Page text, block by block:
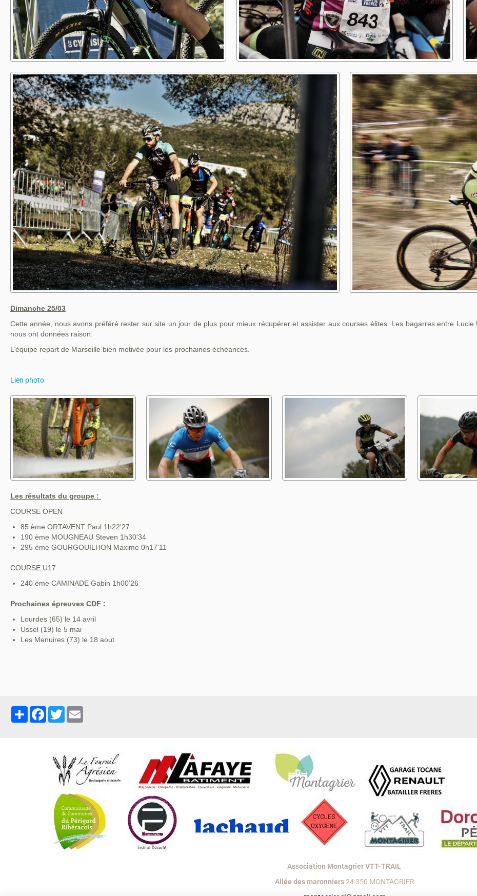
Dimanche 25/03
Cette année, nous avons préféré rester sur site un jour de plus pour mieux récupérer et assister aux courses élites. Les bagarres entre
nous ont données raison.
L’équipe repart de Marseille bien motivée pour les prochaines échéances.
Lien photo
Les résultats du groupe :
COURSE OPEN
85 ème ORTAVENT Paul 1h22'27
190 ème MOUGNEAU Steven 1h30'34
295 ème GOURGOUILHON Maxime 0h17'11
COURSE U17
240 ème CAMINADE Gabin 1h00’26
Prochaines épreuves CDF :
Lourdes (65) le 14 avril
Ussel (19) le 5 mai
Les Menuires (73) le 18 aout
PartagerFacebook
Twitter
Association Montagrier VTT-TRAIL
Allée des maronniers24 350 MONTAGRIER